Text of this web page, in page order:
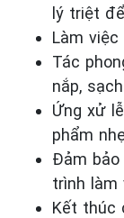
lý triệt
Làm việc
Tác
nắp,
Ứng xử
phẩm
Đảm
trình làm
Kết thúc